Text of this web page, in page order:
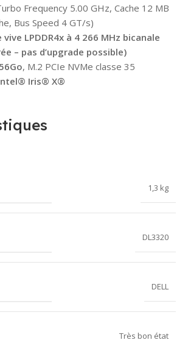
Frequency 5.00 GHz, Cache 12 MB
Bus Speed 4 GT/s)
LPDDR4x à 4 266 MHz bicanale
– pas d’upgrade possible)
, M.2 PCIe NVMe classe 35
Iris® X®
1,3 kg
DL3320
DELL
Très bon état